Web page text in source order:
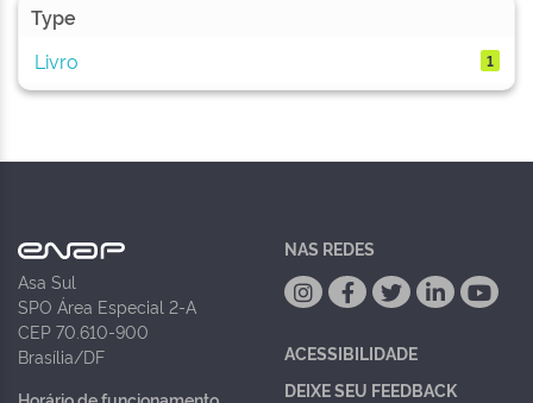
Type
Livro
1
Asa Sul
SPO Área Especial 2-A
CEP 70.610-900
Brasília/DF
NAS REDES
ACESSIBILIDADE
DEIXE SEU FEEDBACK